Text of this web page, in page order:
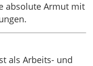
absolute Armut mit
als Arbeits- und